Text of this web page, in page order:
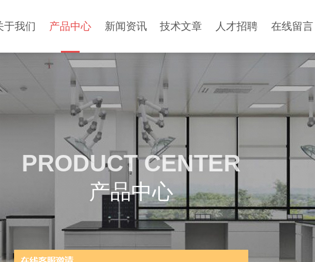
于我们 产品中心 新闻资讯 技术文章 人才招聘 在线留言
PRODUCT CENTER
产品中心